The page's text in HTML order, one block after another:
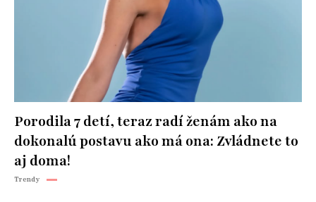
Porodila 7 detí, teraz radí ženám ako na
dokonalú postavu ako má ona: Zvládnete to
aj doma!
Trendy